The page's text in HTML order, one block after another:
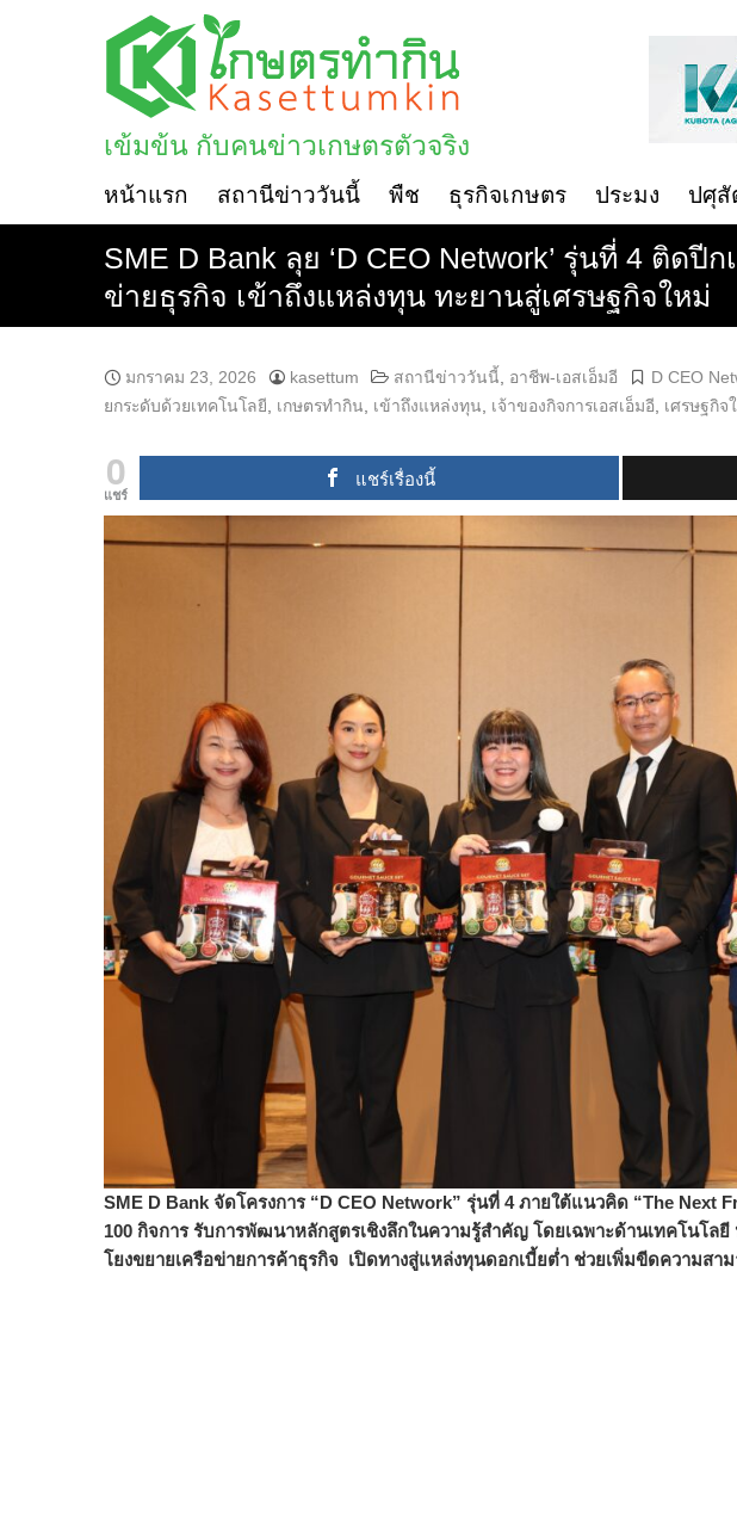
เข้มข้น กับคนข่าวเกษตรตัวจริง
หน้าแรก สถานีข่าววันนี้ พืช ธุรกิจเกษตร ประมง ปศุสั
SME D Bank ลุย ‘D CEO Network’ รุ่นที่ 4 ติด
ข่ายธุรกิจ เข้าถึงแหล่งทุน ทะยานสู่เศรษฐกิจใหม่
มกราคม 23, 2026 kasettum สถานีข่าววันนี้ อาชีพ-เอสเอ็มอี D CEO
ยกระดับด้วยเทคโนโลยี
เกษตรทำกิน เข้าถึงแหล่งทุน เจ้าของกิจการเอสเอ็มอี เศรษฐกิจ
0
แชร์
แชร์เรื่องนี้
SME D Bank จัดโครงการ “D CEO Network” รุ่นที่ 4 ภายใต้แนวคิด “The Next
100 กิจการ รับการพัฒนาหลักสูตรเชิงลึกในความรู้สำคัญ โดยเฉพาะด้านเทคโนโลยี
โยงขยายเครือข่ายการค้าธุรกิจ เปิดทางสู่แหล่งทุนดอกเบี้ยต่ำ ช่วยเพิ่มขีดความสา